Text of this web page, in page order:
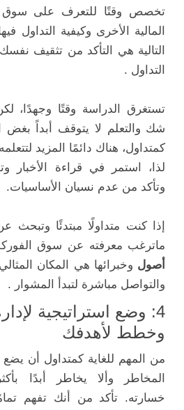
تخصص وقتًا للتعرف على سوق
المالية الأخرى وكيفية التداول
التالية هي التأكد من تثقيف
التداول .
تستغرق الدراسة وقتًا وجهدًا،
شك والتعلم لا يتوقف أبداً
كمتداول، هناك دائمًا المزيد
لذا، استمر في قراءة الأخبار
وتأكد من عدم نسيان الأساسيات.
إذا كنت متداولًا مبتدئًا وتبحث
ماترغب معرفته عن سوق
أصول وخبرائها هي المكان
والتواصل مباشرة لتبدأ المشوار .
4: وضع استراتيجية
وخطط لأهدفك
من المهم للغاية كمتداول أن يضع
المخاطر وألا يخاطر أبدًا
خسارته. تأكد من أنك تفهم